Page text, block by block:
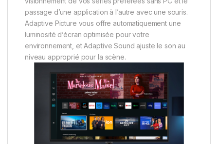
passage d’une application à l’autre avec une souris.
Adaptive Picture vous offre automatiquement une
luminosité d’écran optimisée pour votre
environnement, et Adaptive Sound ajuste le son au
niveau approprié pour la scène.